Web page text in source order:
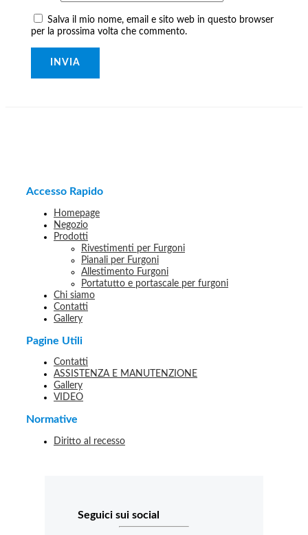
Salva il mio nome, email e sito web in questo browser
per la prossima volta che commento.
Accesso Rapido
Homepage
Negozio
Prodotti
Rivestimenti per Furgoni
Pianali per Furgoni
Allestimento Furgoni
Portatutto e portascale per furgoni
Chi siamo
Contatti
Gallery
Pagine Utili
Contatti
ASSISTENZA E MANUTENZIONE
Gallery
VIDEO
Normative
Diritto al recesso
Seguici sui social